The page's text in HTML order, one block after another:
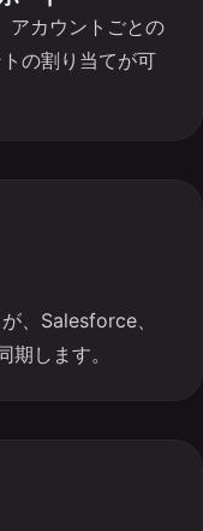
アカウントごとの
の割り当てが可
、Salesforce、
します。